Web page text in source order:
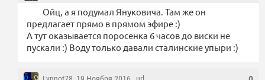
Ойц, а я подумал Януковича. Там же он
предлагает прямо в прямом эфире :)
А тут оказывается поросенка 6 часов до виски не
пускали :) Воду только давали сталинские упыри :)